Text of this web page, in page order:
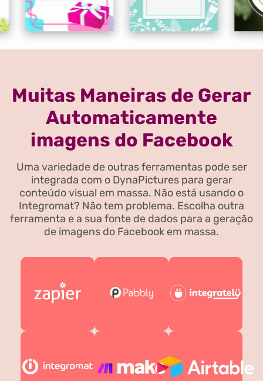
Muitas Maneiras de Gerar
Automaticamente
imagens do Facebook
Uma variedade de outras ferramentas pode ser
integrada com o DynaPictures para gerar
conteúdo visual em massa. Não está usando o
Integromat? Não tem problema. Escolha outra
ferramenta e a sua fonte de dados para a geração
de imagens do Facebook em massa.